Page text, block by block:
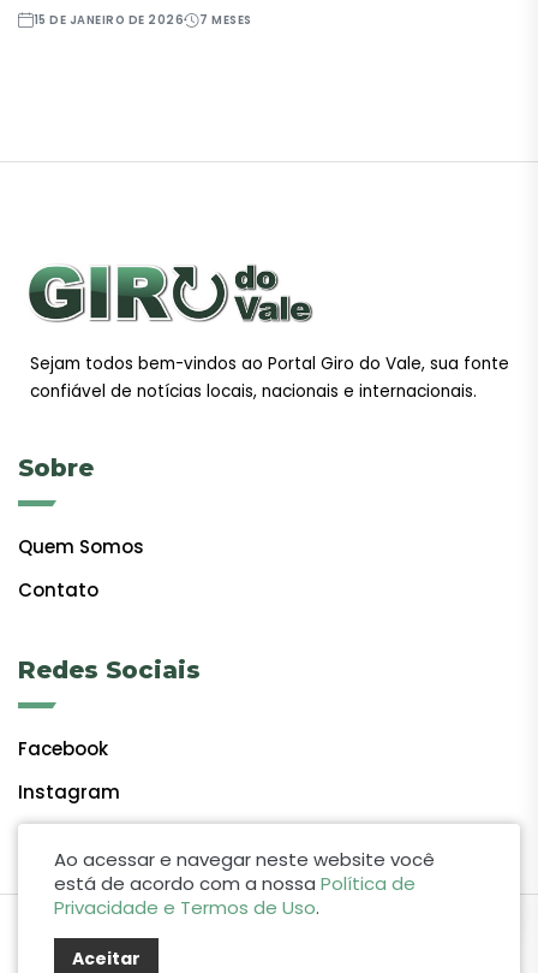
15 DE JANEIRO DE 2026 7 MESES
Sejam todos bem-vindos ao Portal Giro do Vale, sua fonte
confiável de notícias locais, nacionais e internacionais.
Sobre
Quem Somos
Contato
Redes Sociais
Facebook
Instagram
Ao acessar e navegar neste website você
está de acordo com a nossa Política de
Privacidade e Termos de Uso.
Aceitar